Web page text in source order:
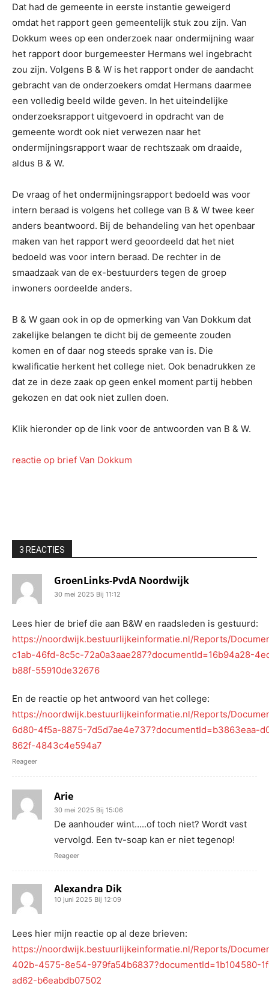
Dat had de gemeente in eerste instantie geweigerd
omdat het rapport geen gemeentelijk stuk zou zijn. Van
Dokkum wees op een onderzoek naar ondermijning waar
het rapport door burgemeester Hermans wel ingebracht
zou zijn. Volgens B & W is het rapport onder de aandacht
gebracht van de onderzoekers omdat Hermans daarmee
een volledig beeld wilde geven. In het uiteindelijke
onderzoeksrapport uitgevoerd in opdracht van de
gemeente wordt ook niet verwezen naar het
ondermijningsrapport waar de rechtszaak om draaide,
aldus B & W.
De vraag of het ondermijningsrapport bedoeld was voor
intern beraad is volgens het college van B & W twee keer
anders beantwoord. Bij de behandeling van het openbaar
maken van het rapport werd geoordeeld dat het niet
bedoeld was voor intern beraad. De rechter in de
smaadzaak van de ex-bestuurders tegen de groep
inwoners oordeelde anders.
B & W gaan ook in op de opmerking van Van Dokkum dat
zakelijke belangen te dicht bij de gemeente zouden
komen en of daar nog steeds sprake van is. Die
kwalificatie herkent het college niet. Ook benadrukken ze
dat ze in deze zaak op geen enkel moment partij hebben
gekozen en dat ook niet zullen doen.
Klik hieronder op de link voor de antwoorden van B & W.
reactie op brief Van Dokkum
3 REACTIES
GroenLinks-PvdA Noordwijk
30 mei 2025 Bij 11:12
Lees hier de brief die aan B&W en raadsleden is gestuurd:
https://noordwijk.bestuurlijkeinformatie.nl/Reports/
c1ab-46fd-8c5c-72a0a3aae287?documentId=16b94a28-
b88f-55910de32676
En de reactie op het antwoord van het college:
https://noordwijk.bestuurlijkeinformatie.nl/Reports/
6d80-4f5a-8875-7d5d7ae4e737?documentId=b3863eaa-
862f-4843c4e594a7
Reageer
Arie
30 mei 2025 Bij 15:06
De aanhouder wint…..of toch niet? Wordt vast
vervolgd. Een tv-soap kan er niet tegenop!
Reageer
Alexandra Dik
10 juni 2025 Bij 12:09
Lees hier mijn reactie op al deze brieven:
https://noordwijk.bestuurlijkeinformatie.nl/Reports/
402b-4575-8e54-979fa54b6837?documentId=1b104580-
ad62-b6eabdb07502